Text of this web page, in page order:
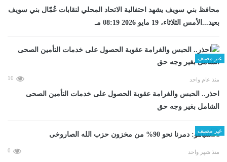
محافظ بني سويف يشهد احتفالية الاتحاد المحلي لنقابات عُمّال بني سويف
بعيد...الأمس الثلاثاء، 19 مايو 2026 08:19 مـ
غير مصنف
منذ عام واحد 10
احذر.. الحبس والغرامة عقوبة الحصول على خدمات التأمين الصحى
الشامل بغير وجه حق
غير مصنف
منذ شهر واحد 0